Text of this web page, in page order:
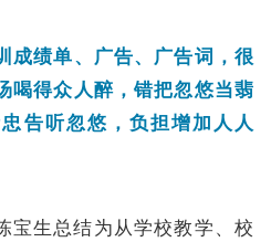
成绩单、广告、广告词，很
喝得众人醉，错把忽悠当翡
告听忽悠，负担增加人人
生总结为从学校教学、校